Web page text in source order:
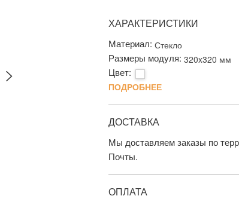
ХАРАКТЕРИСТИКИ
Материал: Стекло
Размеры модуля: 320x320 мм
Цвет:
ПОДРОБНЕЕ
ДОСТАВКА
Мы доставляем заказы по
Почты.
ОПЛАТА